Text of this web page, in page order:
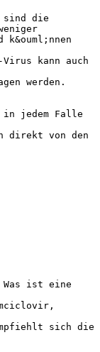
die
kann auch
werden.
in jedem Falle
direkt von den
Was ist eine
sich die